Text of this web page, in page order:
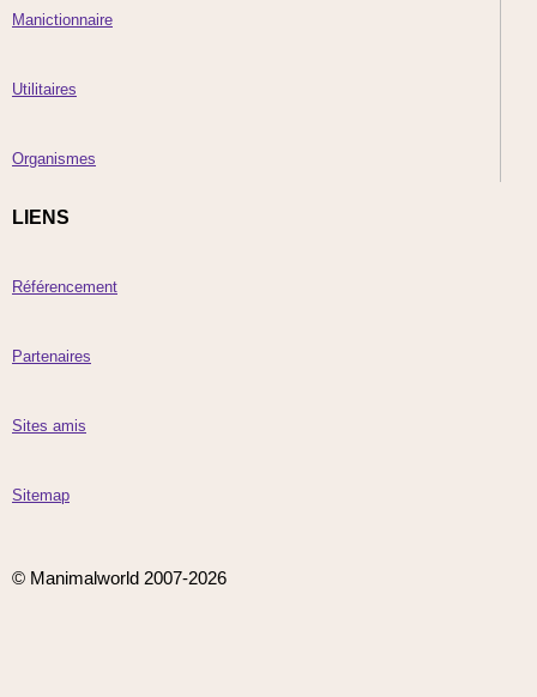
Manictionnaire
Utilitaires
Organismes
LIENS
Référencement
Partenaires
Sites amis
Sitemap
© Manimalworld 2007-2026